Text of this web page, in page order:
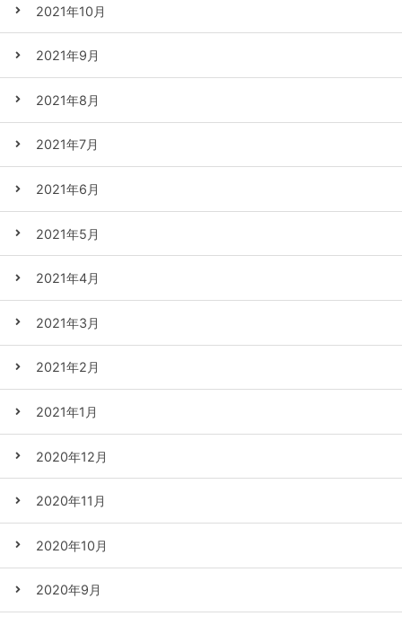
2021年10月
2021年9月
2021年8月
2021年7月
2021年6月
2021年5月
2021年4月
2021年3月
2021年2月
2021年1月
2020年12月
2020年11月
2020年10月
2020年9月